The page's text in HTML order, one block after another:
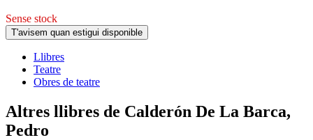
Sense stock
T'avisem quan estigui disponible
Llibres
Teatre
Obres de teatre
Altres llibres de Calderón De La Barca,
Pedro